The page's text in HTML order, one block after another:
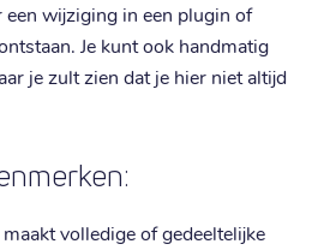
een wijziging in een plugin of
Je kunt ook handmatig
je zult zien dat je hier niet altijd
volledige of gedeeltelijke